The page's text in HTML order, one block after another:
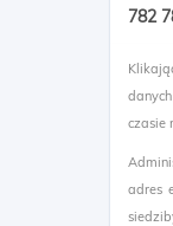
782
czasie
adres